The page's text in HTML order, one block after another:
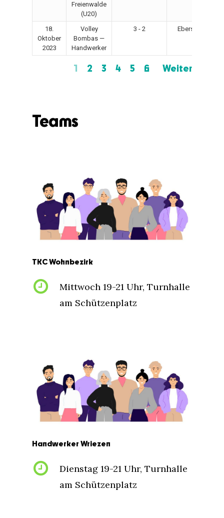
Freienwalde
(U20)
18.
Oktober
2023
Volley
Bombas —
Handwerker
3 - 2 Eberswalde
1 2 3 4 5 6 Weiter
Teams
TKCWohnbezirk
Mittwoch 19-21 Uhr, Turnhalle
am Schützenplatz
Handwerker Wriezen
Dienstag 19-21 Uhr, Turnhalle
am Schützenplatz